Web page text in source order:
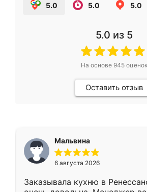
5.0 5.0 5.0
5.0 из 5
На основе 945оценок
Оставить отзыв
Мальвина
6 августа 2026
Заказывала кухню в